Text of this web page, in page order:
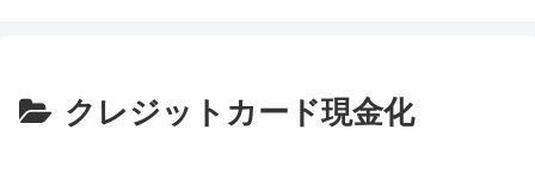
クレジットカード現金化